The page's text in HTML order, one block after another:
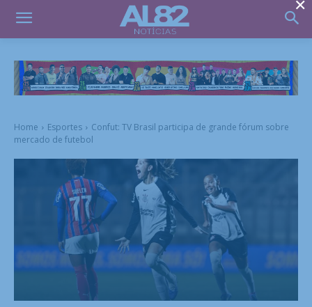
Home Esportes
Confut: TV Brasil participa de grande fórum sobre
mercado de futebol